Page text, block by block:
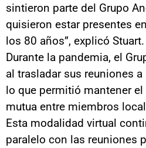
sintieron parte del Grupo
quisieron estar presentes
los 80 años”, explicó Stuart.
Durante la pandemia, el
al trasladar sus reuniones
lo que permitió mantener
mutua entre miembros
Esta modalidad virtual
paralelo con las reuniones